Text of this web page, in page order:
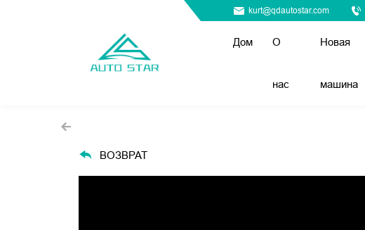
kurt@qdautostar.com
Дом О
нас
Новая
машина
ВОЗВРАТ